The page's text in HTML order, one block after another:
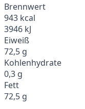
Brennwert
943 kcal
3946 kJ
Eiweiß
72,5 g
Kohlenhydrate
0,3 g
Fett
72,5 g